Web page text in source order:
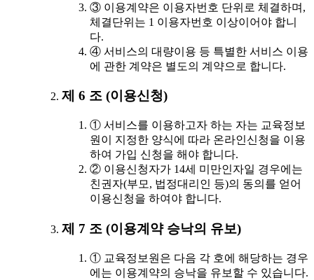
③ 이용계약은 이용자번호 단위로 체결하며,
체결단위는 1 이용자번호 이상이어야 합니
다.
④ 서비스의 대량이용 등 특별한 서비스 이용
에 관한 계약은 별도의 계약으로 합니다.
제 6 조 (이용신청)
① 서비스를 이용하고자 하는 자는 교육정보
원이 지정한 양식에 따라 온라인신청을 이용
하여 가입 신청을 해야 합니다.
② 이용신청자가 14세 미만인자일 경우에는
친권자(부모, 법정대리인 등)의 동의를 얻어
이용신청을 하여야 합니다.
제 7 조 (이용계약 승낙의 유보)
① 교육정보원은 다음 각 호에 해당하는 경우
에는 이용계약의 승낙을 유보할 수 있습니다.